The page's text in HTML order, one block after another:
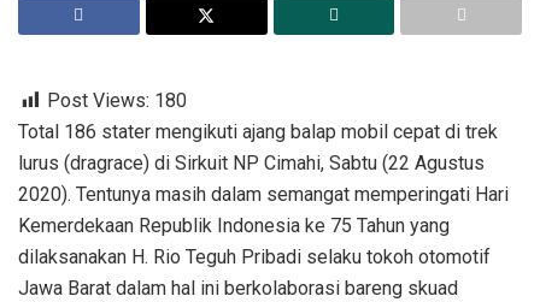
Post Views: 180
Total 186 stater mengikuti ajang balap mobil cepat di trek
lurus (dragrace) di Sirkuit NP Cimahi, Sabtu (22 Agustus
2020). Tentunya masih dalam semangat memperingati Hari
Kemerdekaan Republik Indonesia ke 75 Tahun yang
dilaksanakan H. Rio Teguh Pribadi selaku tokoh otomotif
Jawa Barat dalam hal ini berkolaborasi bareng skuad